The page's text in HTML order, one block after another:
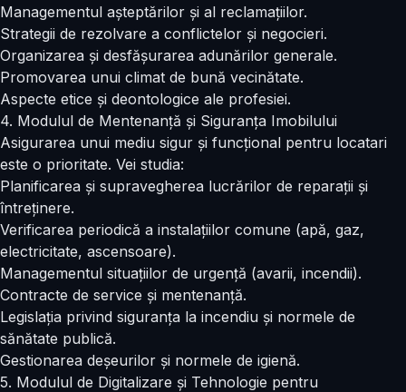
Managementul așteptărilor și al reclamațiilor.
Strategii de rezolvare a conflictelor și negocieri.
Organizarea și desfășurarea adunărilor generale.
Promovarea unui climat de bună vecinătate.
Aspecte etice și deontologice ale profesiei.
4. Modulul de Mentenanță și Siguranța Imobilului
Asigurarea unui mediu sigur și funcțional pentru locatari
este o prioritate. Vei studia:
Planificarea și supravegherea lucrărilor de reparații și
întreținere.
Verificarea periodică a instalațiilor comune (apă, gaz,
electricitate, ascensoare).
Managementul situațiilor de urgență (avarii, incendii).
Contracte de service și mentenanță.
Legislația privind siguranța la incendiu și normele de
sănătate publică.
Gestionarea deșeurilor și normele de igienă.
5. Modulul de Digitalizare și Tehnologie pentru